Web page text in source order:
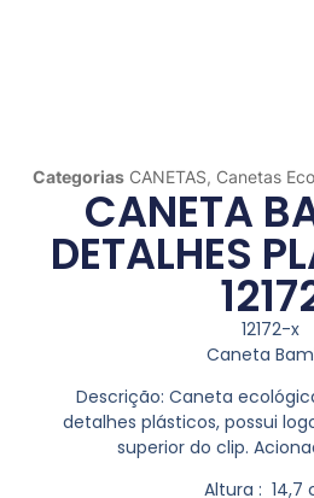
Categorias CANETAS, Canetas
CANETA
DETALHES
12172-x
Caneta
Descrição: Caneta
detalhes plásticos, possui
superior do clip.
Altura : 14,7